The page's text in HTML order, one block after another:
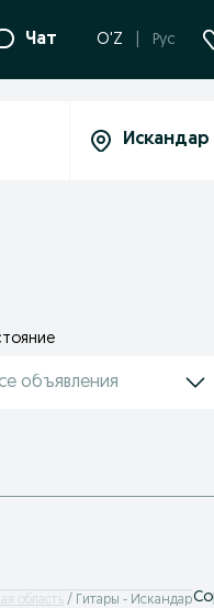
Чат O'Z Рус
объявления
область Гитары - Искандар